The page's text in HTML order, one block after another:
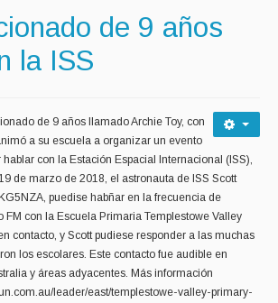
de 9 años
la ISS
de 9 años llamado Archie Toy, con
a su escuela a organizar un evento
con la Estación Espacial Internacional (ISS),
de marzo de 2018, el astronauta de ISS Scott
puedise habñar en la frecuencia de
FM con la Escuela Primaria Templestowe Valley
contacto, y Scott pudiese responder a las muchas
los escolares. Este contacto fue audible en
y áreas adyacentes. Más información
leader/east/templestowe-valley-primary-